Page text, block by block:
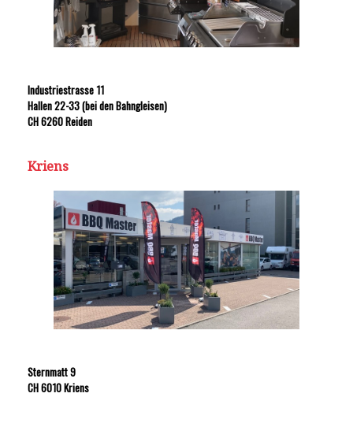
Industriestrasse 11
Hallen 22-33 (bei den Bahngleisen)
CH 6260 Reiden
Kriens
Sternmatt 9
CH 6010 Kriens